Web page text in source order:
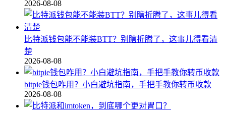
2026-08-08
比特派钱包能不能装BTT？别瞎折腾了，这事儿得看清
楚
2026-08-08
bitpie钱包咋用？小白避坑指南，手把手教你转币收款
2026-08-08